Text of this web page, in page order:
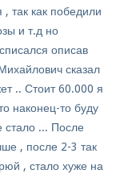
так как победили
и т.д но
описав
сказал
.. Стоит 60.000 я
наконец-то буду
стало ... После
, после 2-3 так
, стало хуже на